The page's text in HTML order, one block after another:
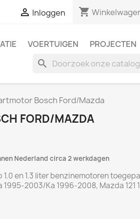
 Inloggen shopping_cart
VOERTUIGEN PROJECTEN
search
Bosch Ford/Mazda
FORD/MAZDA
Nederland circa 2 werkdagen
en 1.3 liter benzinemotoren
2003/Ka 1996-2008, Mazda 121